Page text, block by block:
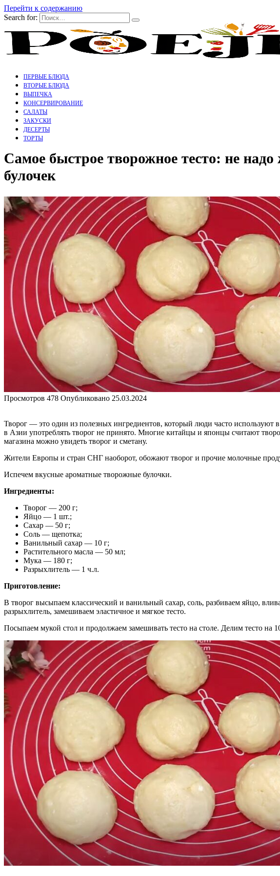
Перейти к содержанию
Search for:
ПЕРВЫЕ БЛЮДА
ВТОРЫЕ БЛЮДА
ВЫПЕЧКА
КОНСЕРВИРОВАНИЕ
САЛАТЫ
ЗАКУСКИ
ДЕСЕРТЫ
ТОРТЫ
Самое быстрое творожное тесто: не
булочек
Просмотров 478 Опубликовано 25.03.2024
Творог — это один из полезных ингредиентов, который люди часто
в Азии употреблять творог не принято. Многие китайцы и японцы считают
магазина можно увидеть творог и сметану.
Жители Европы и стран СНГ наоборот, обожают творог и прочие молочные
Испечем вкусные ароматные творожные булочки.
Ингредиенты:
Творог — 200 г;
Яйцо — 1 шт.;
Сахар — 50 г;
Соль — щепотка;
Ванильный сахар — 10 г;
Растительного масла — 50 мл;
Мука — 180 г;
Разрыхлитель — 1 ч.л.
Приготовление:
В творог высыпаем классический и ванильный сахар, соль, разбиваем яйцо,
разрыхлитель, замешиваем эластичное и мягкое тесто.
Посыпаем мукой стол и продолжаем замешивать тесто на столе. Делим тесто на